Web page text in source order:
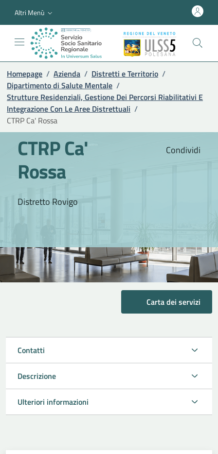
Altri Menù
Homepage / Azienda / Distretti e Territorio /
Dipartimento di Salute Mentale /
Strutture Residenziali, Gestione Dei Percorsi Riabilitativi E
Integrazione Con Le Aree Distrettuali /
CTRP Ca' Rossa
Condividi
CTRP Ca'
Rossa
Distretto Rovigo
Carta dei servizi
Contatti
Descrizione
Ulteriori informazioni